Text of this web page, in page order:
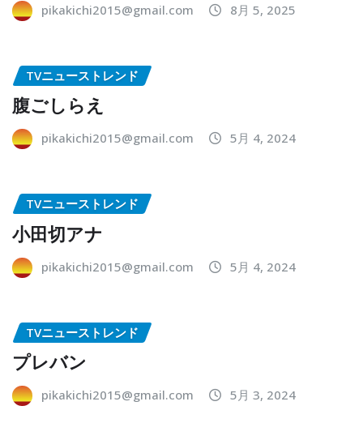
pikakichi2015@gmail.com 8月 5, 2025
TVニューストレンド
腹ごしらえ
pikakichi2015@gmail.com 5月 4, 2024
TVニューストレンド
小田切アナ
pikakichi2015@gmail.com 5月 4, 2024
TVニューストレンド
プレバン
pikakichi2015@gmail.com 5月 3, 2024